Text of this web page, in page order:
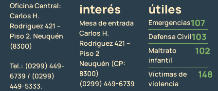
Oficina Central:
Carlos H.
Rodriguez 421 –
Piso 2. Neuquén
(8300)
Tel.: (0299) 449-
6739 / (0299)
449-5333.
interés
Mesa de entrada
Carlos H.
Rodriguez 421 –
Piso 2
Neuquén (CP:
8300)
(0299) 449-6739
útiles
Emergencias107
Defensa Civil103
Maltrato
infantil
102
Víctimas de
violencia
148